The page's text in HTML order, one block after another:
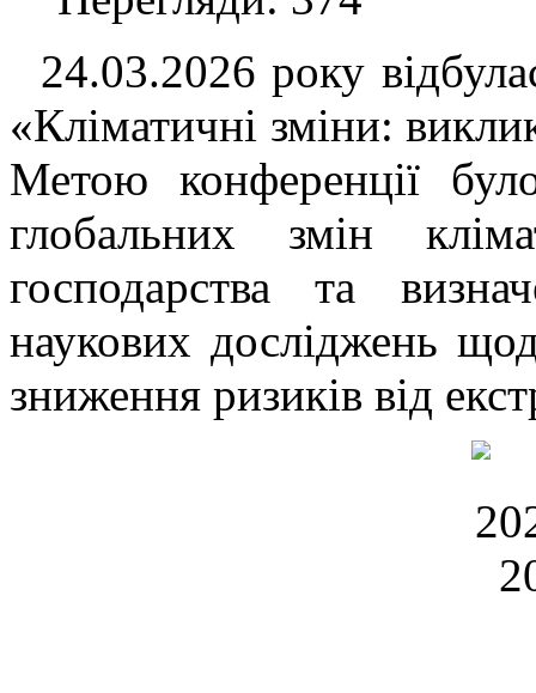
24.03.2026 року
«Кліматичні зміни:
Метою конференції
глобальних змін
господарства та
наукових досліджень
зниження ризиків від